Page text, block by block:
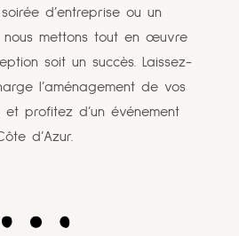
d’entreprise ou un
nous mettons tout en œuvre
soit un succès. Laissez-
l’aménagement de vos
et profitez d’un événement
d’Azur.